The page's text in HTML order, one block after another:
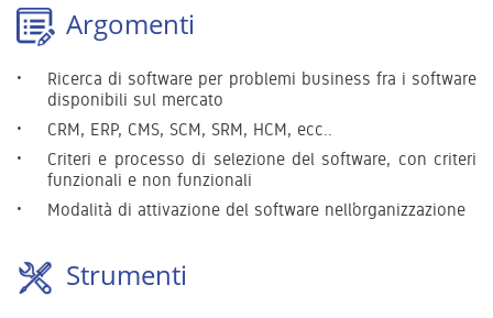
Argomenti
Ricerca di software per problemi business fra i software
disponibili sul mercato
CRM, ERP, CMS, SCM, SRM, HCM, ecc..
Criteri e processo di selezione del software, con criteri
funzionali e non funzionali
Modalità di attivazione del software nell’organizzazione
Strumenti